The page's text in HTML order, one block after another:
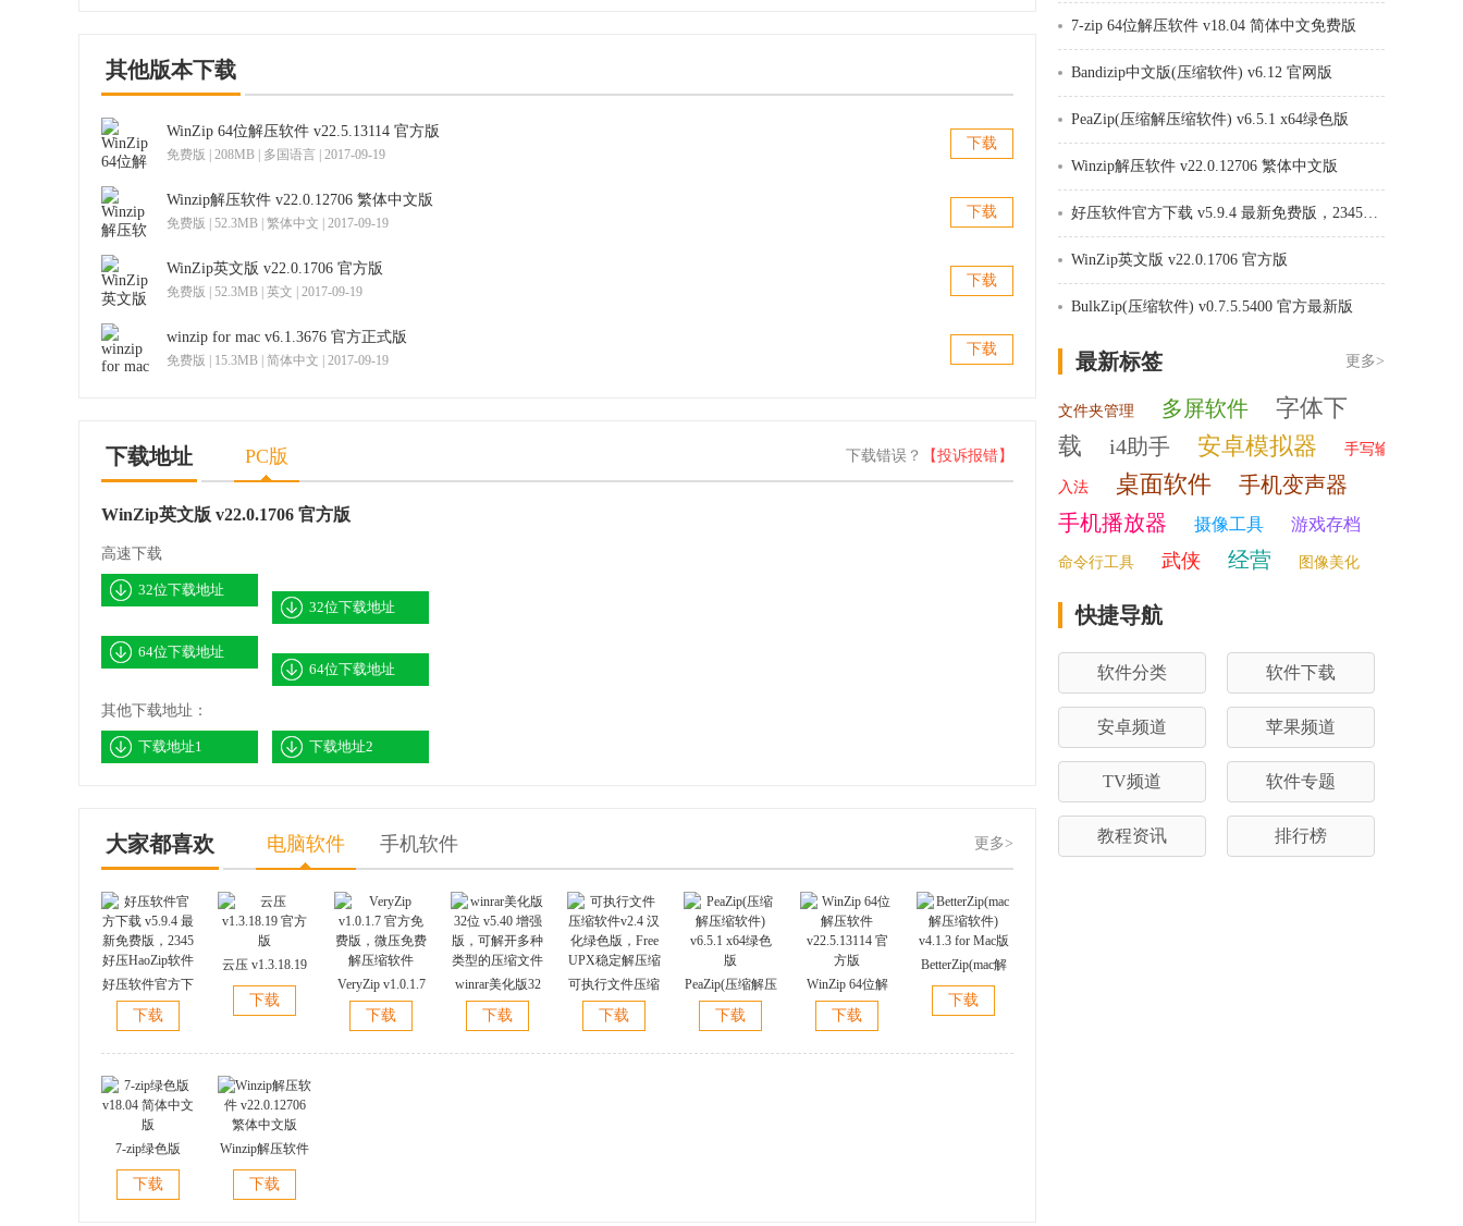
其他版本下载
WinZip 64位解压软件 v22.5.13114 官方版
免费版 | 208MB | 多国语言 | 2017-09-19
下载
Winzip解压软件 v22.0.12706 繁体中文版
免费版 | 52.3MB | 繁体中文 | 2017-09-19
下载
WinZip英文版 v22.0.1706 官方版
免费版 | 52.3MB | 英文 | 2017-09-19
下载
winzip for mac v6.1.3676 官方正式版
免费版 | 15.3MB | 简体中文 | 2017-09-19
下载
下载地址 PC版 下载错误？ 【投诉报错】
WinZip英文版 v22.0.1706 官方版
高速下载
32位下载地址
32位下载地址
64位下载地址
64位下载地址
其他下载地址：
下载地址1 下载地址2
大家都喜欢 电脑软件 手机软件 更多>
好压软件官方下
载 v5.9.4 最新免
费版，2345好压
下载
云压 v1.3.18.19
官方版
下载
VeryZip v1.0.1.7
官方免费版，微
压免费解压缩软
下载
winrar美化版32
位 v5.40 增强
版，可解开多种
下载
可执行文件压缩
软件v2.4 汉化绿
色版，Free UPX
下载
PeaZip(压缩解压
缩软件) v6.5.1
x64绿色版
下载
WinZip 64位解
压软件
v22.5.13114 官
下载
BetterZip(mac解
压缩软件) v4.1.3
for Mac版
下载
7-zip绿色版
v18.04 简体中文
版
下载
Winzip解压软件
v22.0.12706 繁
体中文版
下载
7-zip 64位解压软件 v18.04 简体中文免费版
Bandizip中文版(压缩软件) v6.12 官网版
PeaZip(压缩解压缩软件) v6.5.1 x64绿色版
Winzip解压软件 v22.0.12706 繁体中文版
好压软件官方下载 v5.9.4 最新免费版，2345好压HaoZip软件
WinZip英文版 v22.0.1706 官方版
BulkZip(压缩软件) v0.7.5.5400 官方最新版
最新标签 更多>
文件夹管理 多屏软件
字体下
载
i4助手 安卓模拟器 手写输
入法 桌面软件
手机变声器
手机播放器
摄像工具 游戏存档
命令行工具 武侠 经营 图像美化
快捷导航
软件分类 软件下载
安卓频道 苹果频道
TV频道 软件专题
教程资讯 排行榜